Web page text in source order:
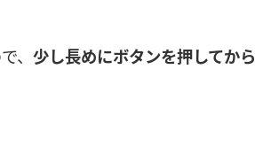
、 少し長めにボタンを押してから